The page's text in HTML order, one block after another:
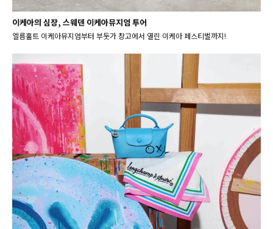
이케아의 심장, 스웨덴 이케아뮤지엄 투어
엘름훌트 이케아뮤지엄부터 부둣가 창고에서 열린 이케아 페스티벌까지!